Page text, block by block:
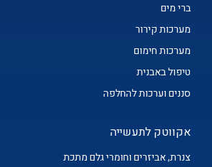
ברי מים
מערכות קירור
מערכות חימום
טיפול באבנית
סננים וערכות להחלפה
אקווטק לתעשייה
צנרת, אביזרים וחומרי גלם מתכת